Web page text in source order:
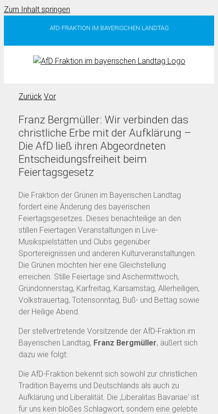
Zum Inhalt springen
AfD-FRAKTION IM BAYERISCHEN LANDTAG
Zurück Vor
Franz Bergmüller: Wir verbinden das
christliche Erbe mit der Aufklärung –
Die AfD ließ ihren Abgeordneten
Entscheidungsfreiheit beim
Feiertagsgesetz
Die Fraktion der Grünen im Bayerischen Landtag
fordert eine Änderung des bayerischen
Feiertagsgesetzes. Dieses benachteilige an den
stillen Feiertagen Veranstaltungen in Live-
Musikspielstätten und Clubs gegenüber
Sportereignissen und anderen Kulturveranstaltungen.
Die Grünen möchten hier eine Gleichstellung
erreichen. Stille Feiertage sind Aschermittwoch,
Gründonnerstag, Karfreitag, Karsamstag, Allerheiligen,
Volkstrauertag, Totensonntag, Buß- und Bettag sowie
der Heilige Abend.
Der stellvertretende Vorsitzende der AfD-Fraktion im
Bayerischen Landtag, Franz Bergmüller, äußert sich
dazu wie folgt:
Die AfD-Fraktion bekennt sich sowohl zur christlichen
Tradition Bayerns und Deutschlands als auch zu
Aufklärung und Liberalität. Die ‚Liberalitas Bavariae‘ ist
für uns kein bloßes Schlagwort, sondern eine gelebte